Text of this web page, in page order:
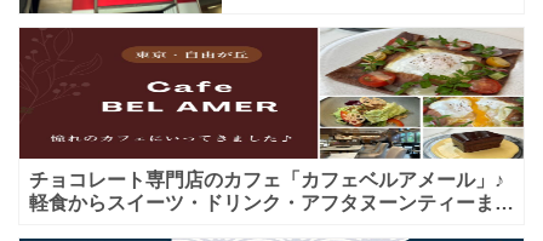
チョコレート専門店のカフェ「カフェベルアメール」♪
軽食からスイーツ・ドリンク・アフタヌーンティーまで